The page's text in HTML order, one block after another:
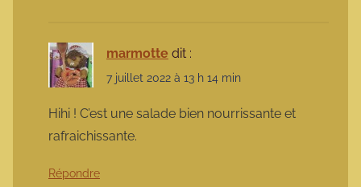
marmotte dit :
7 juillet 2022 à 13 h 14 min
Hihi ! C’est une salade bien nourrissante et
rafraichissante.
Répondre